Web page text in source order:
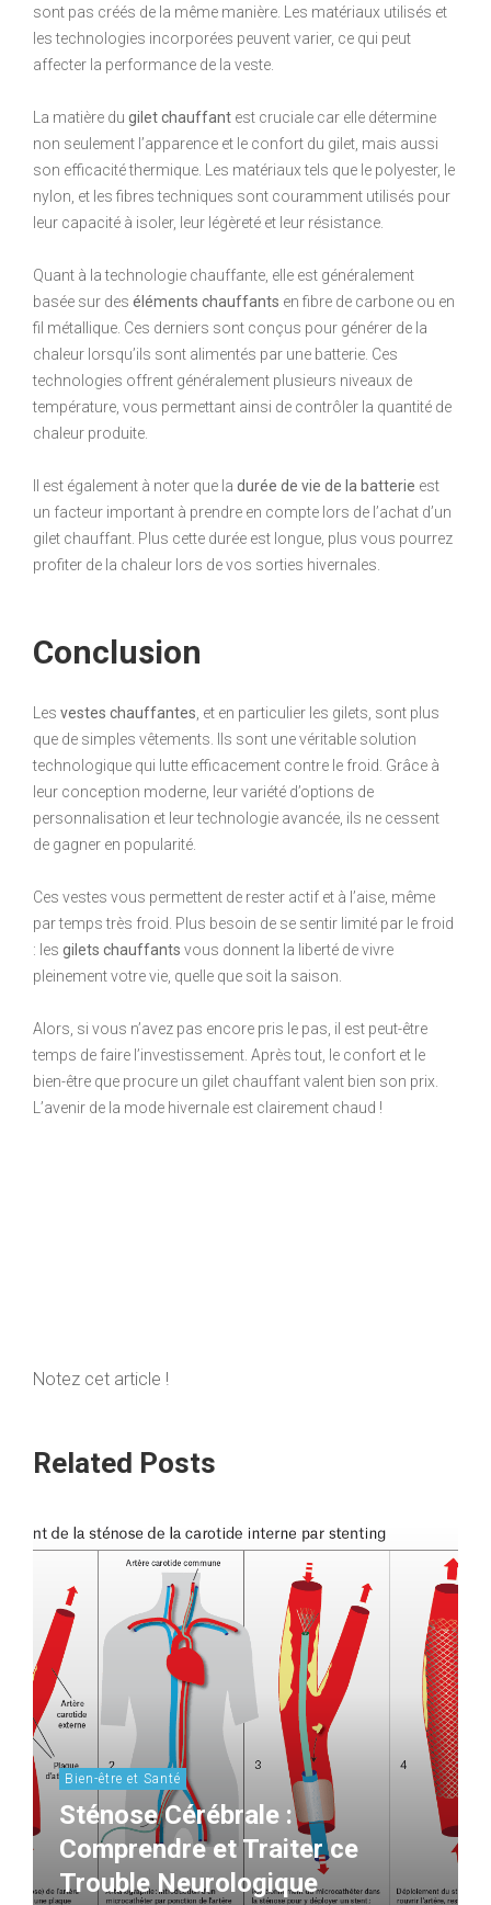
sont pas créés de la même manière. Les matériaux utilisés et
les technologies incorporées peuvent varier, ce qui peut
affecter la performance de la veste.
La matière du gilet chauffant est cruciale car elle détermine
non seulement l’apparence et le confort du gilet, mais aussi
son efficacité thermique. Les matériaux tels que le polyester, le
nylon, et les fibres techniques sont couramment utilisés pour
leur capacité à isoler, leur légèreté et leur résistance.
Quant à la technologie chauffante, elle est généralement
basée sur des éléments chauffants en fibre de carbone ou en
fil métallique. Ces derniers sont conçus pour générer de la
chaleur lorsqu’ils sont alimentés par une batterie. Ces
technologies offrent généralement plusieurs niveaux de
température, vous permettant ainsi de contrôler la quantité de
chaleur produite.
Il est également à noter que la durée de vie de la batterie est
un facteur important à prendre en compte lors de l’achat d’un
gilet chauffant. Plus cette durée est longue, plus vous pourrez
profiter de la chaleur lors de vos sorties hivernales.
Conclusion
Les vestes chauffantes , et en particulier les gilets, sont plus
que de simples vêtements. Ils sont une véritable solution
technologique qui lutte efficacement contre le froid. Grâce à
leur conception moderne, leur variété d’options de
personnalisation et leur technologie avancée, ils ne cessent
de gagner en popularité.
Ces vestes vous permettent de rester actif et à l’aise, même
par temps très froid. Plus besoin de se sentir limité par le froid
: les gilets chauffants vous donnent la liberté de vivre
pleinement votre vie, quelle que soit la saison.
Alors, si vous n’avez pas encore pris le pas, il est peut-être
temps de faire l’investissement. Après tout, le confort et le
bien-être que procure un gilet chauffant valent bien son prix.
L’avenir de la mode hivernale est clairement chaud !
Notez cet article !
Related Posts
Bien-être et Santé
Sténose Cérébrale :
Comprendre et Traiter ce
Trouble Neurologique